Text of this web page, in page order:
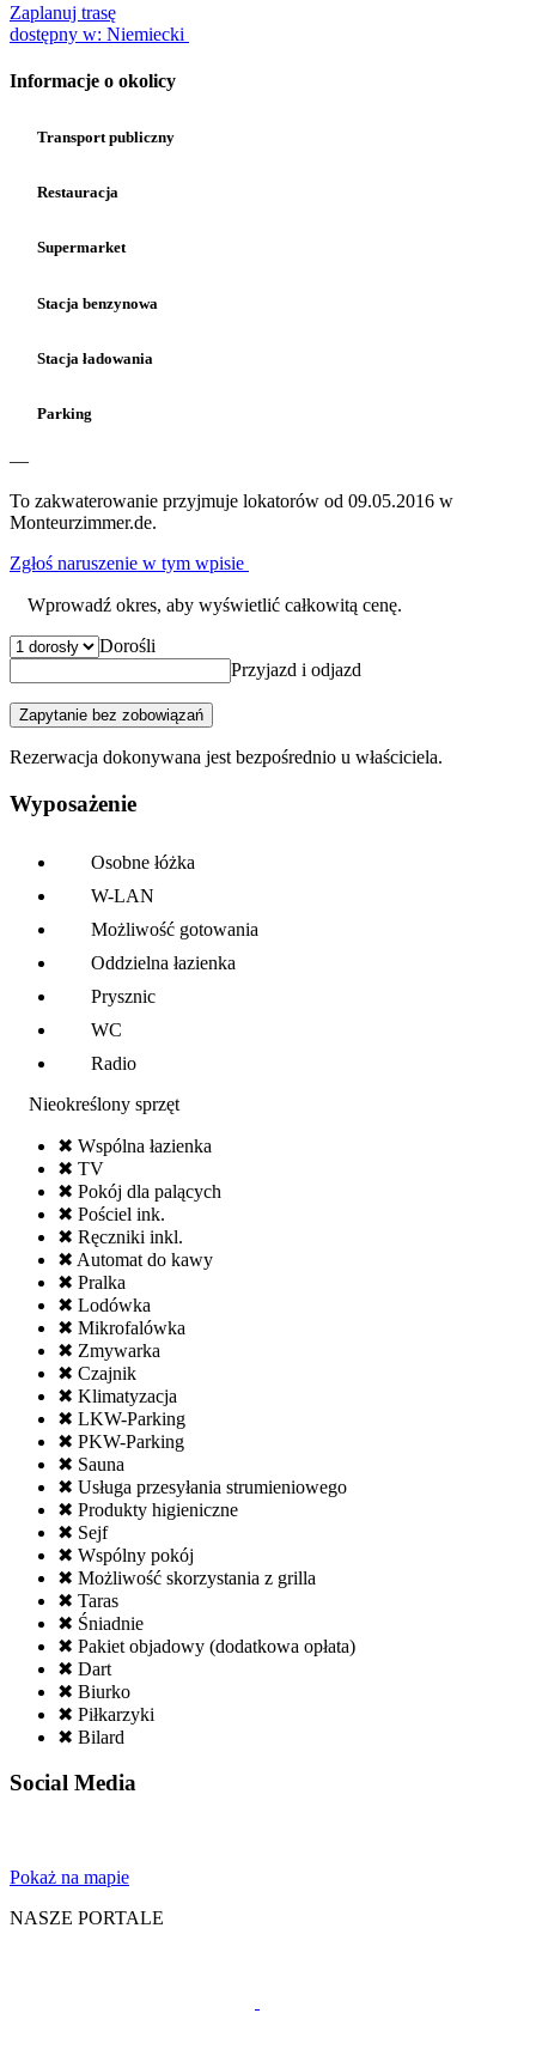
Zaplanuj trasę
dostępny w: Niemiecki
Informacje o okolicy
Transport publiczny
Restauracja
Supermarket
Stacja benzynowa
Stacja ładowania
Parking
—
To zakwaterowanie przyjmuje lokatorów od 09.05.2016 w
Monteurzimmer.de.
Zgłoś naruszenie w tym wpisie
Wprowadź okres, aby wyświetlić całkowitą cenę.
Dorośli
Przyjazd i odjazd
Zapytanie bez zobowiązań
Rezerwacja dokonywana jest bezpośrednio u właściciela.
Wyposażenie
Osobne łóżka
W-LAN
Możliwość gotowania
Oddzielna łazienka
Prysznic
WC
Radio
Nieokreślony sprzęt
✖ Wspólna łazienka
✖ TV
✖ Pokój dla palących
✖ Pościel ink.
✖ Ręczniki inkl.
✖ Automat do kawy
✖ Pralka
✖ Lodówka
✖ Mikrofalówka
✖ Zmywarka
✖ Czajnik
✖ Klimatyzacja
✖ LKW-Parking
✖ PKW-Parking
✖ Sauna
✖ Usługa przesyłania strumieniowego
✖ Produkty higieniczne
✖ Sejf
✖ Wspólny pokój
✖ Możliwość skorzystania z grilla
✖ Taras
✖ Śniadnie
✖ Pakiet objadowy (dodatkowa opłata)
✖ Dart
✖ Biurko
✖ Piłkarzyki
✖ Bilard
Social Media
Pokaż na mapie
NASZE PORTALE